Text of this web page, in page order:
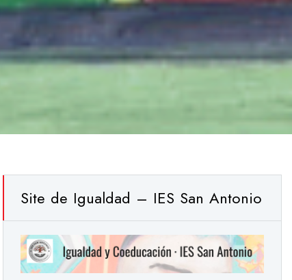
Site de Igualdad – IES San Antonio